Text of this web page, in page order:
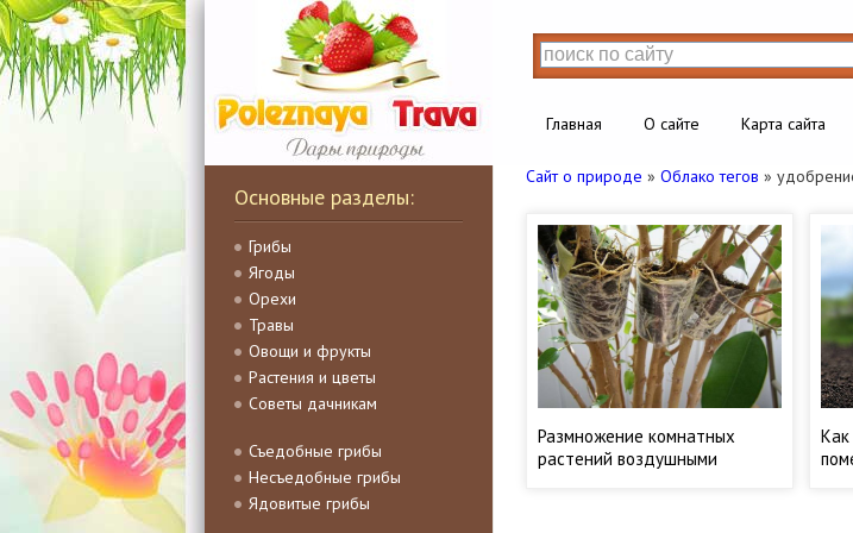
Главная О сайте Карта сайта
Основные разделы:
Грибы
Ягоды
Орехи
Травы
Овощи и фрукты
Растения и цветы
Советы дачникам
Съедобные грибы
Несъедобные грибы
Ядовитые грибы
Сайт о природе » Облако тегов »
Размножение комнатных
растений воздушными
Как